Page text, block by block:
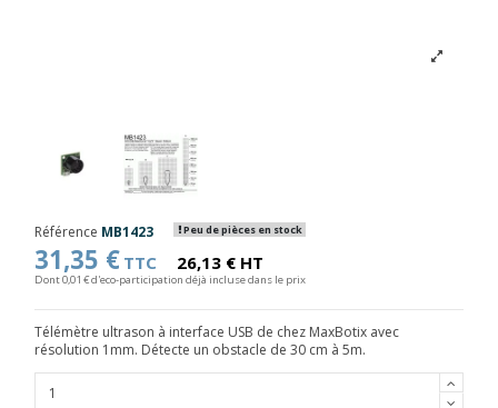
Référence MB1423 Peu de pièces en stock
31,35 € TTC 26,13 € HT
Dont 0,01 € d'eco-participation déjà incluse dans le prix
Télémètre ultrason à interface USB de chez MaxBotix avec
résolution 1mm. Détecte un obstacle de 30 cm à 5m.